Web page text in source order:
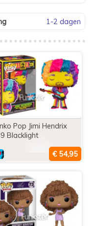
1-2 dagen
Pop Jimi Hendrix
Blacklight